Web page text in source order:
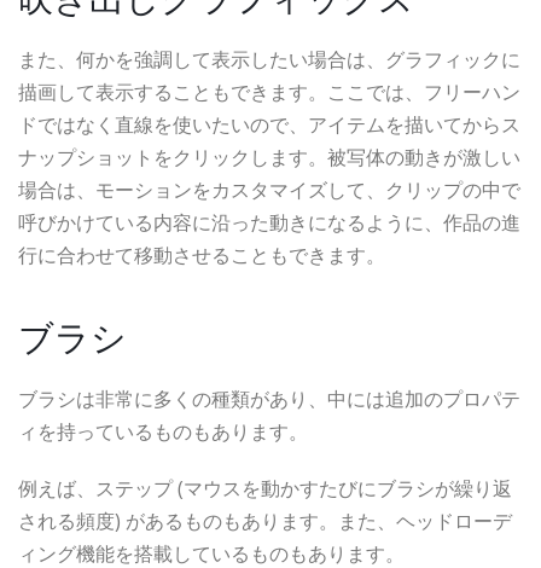
また、何かを強調して表示したい場合は、グラフィックに
描画して表示することもできます。ここでは、フリーハン
ドではなく直線を使いたいので、アイテムを描いてからス
ナップショットをクリックします。被写体の動きが激しい
場合は、モーションをカスタマイズして、クリップの中で
呼びかけている内容に沿った動きになるように、作品の進
行に合わせて移動させることもできます。
ブラシ
ブラシは非常に多くの種類があり、中には追加のプロパテ
ィを持っているものもあります。
例えば、ステップ (マウスを動かすたびにブラシが繰り返
される頻度) があるものもあります。また、ヘッドローデ
ィング機能を搭載しているものもあります。